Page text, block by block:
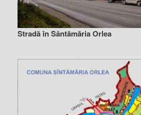
Stradă în Sântămăria Orlea